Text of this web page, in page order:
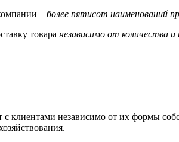
– более пятисот наименований
товара независимо от количества
с клиентами независимо от их формы